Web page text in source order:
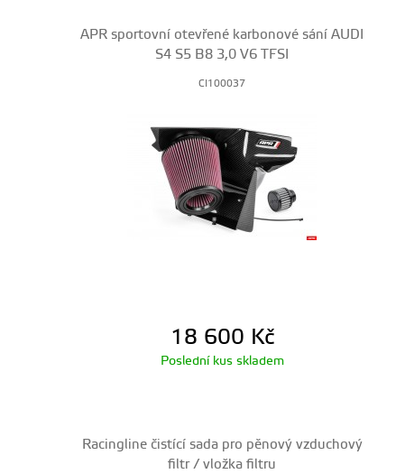
APR sportovní otevřené karbonové sání AUDI
S4 S5 B8 3,0 V6 TFSI
CI100037
18 600 Kč
Poslední kus skladem
Racingline čistící sada pro pěnový vzduchový
filtr / vložka filtru